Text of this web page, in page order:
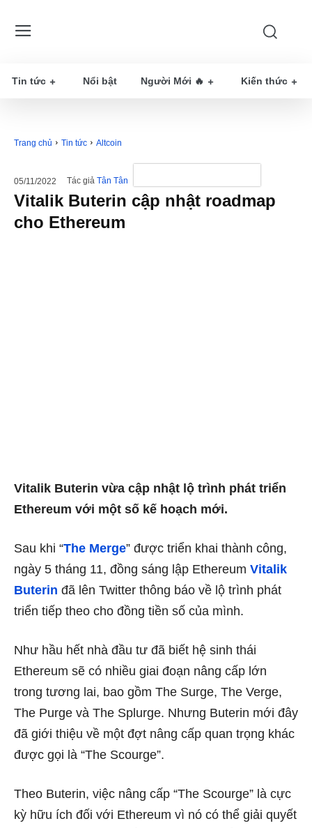
Tin tức Nổi bật Người Mới 🔥 Kiến thức
Trang chủ Tin tức Altcoin
05/11/2022 Tác giả Tân Tân
Vitalik Buterin cập nhật roadmap
cho Ethereum
Vitalik Buterin vừa cập nhật lộ trình phát triển
Ethereum với một số kế hoạch mới.
Sau khi “The Merge” được triển khai thành công,
ngày 5 tháng 11, đồng sáng lập Ethereum Vitalik
Buterin đã lên Twitter thông báo về lộ trình phát
triển tiếp theo cho đồng tiền số của mình.
Như hầu hết nhà đầu tư đã biết hệ sinh thái
Ethereum sẽ có nhiều giai đoạn nâng cấp lớn
trong tương lai, bao gồm The Surge, The Verge,
The Purge và The Splurge. Nhưng Buterin mới đây
đã giới thiệu về một đợt nâng cấp quan trọng khác
được gọi là “The Scourge”.
Theo Buterin, việc nâng cấp “The Scourge” là cực
kỳ hữu ích đối với Ethereum vì nó có thể giải quyết